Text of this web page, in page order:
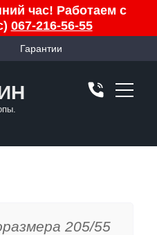
час! Работаем с
067-216-56-55
Гарантии
205/55